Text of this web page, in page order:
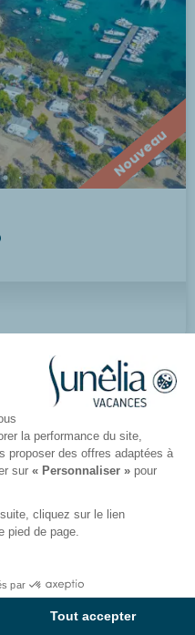
la performance du site,
proposer des offres adaptées à
sur « Personnaliser » pour
cliquez sur le lien
pied de page.
par
Tout accepter
Nouveau
sur la carte